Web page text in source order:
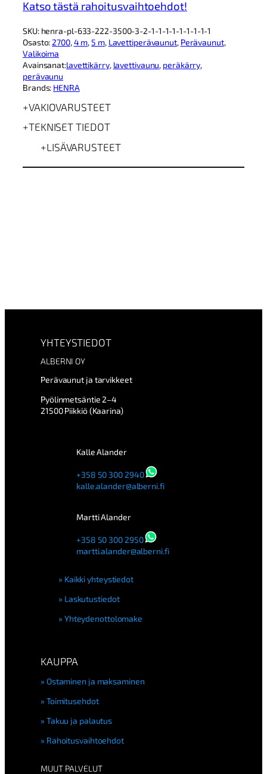
P
4
5
3
2
0
2
7
0
ä
Katso tästä rahoitusvaihtoehdot!
SKU: henra-pl-633-222-3500-3-2-1-1-1-1-1-1-1-1-1
Osasto: 2700, 4 m, 5 m, Lavettiperävaunut, Perävaunut,
Valikoima
Avainsanat:lavettikärry, lavettivaunu, peräkärry
perävaunu
Brands: HENRA
VAKIOVARUSTEET
TEKNISET TIEDOT
LISÄVARUSTEET
YHTEYSTIEDOT
ALBERNI OY
Perävaunut ja tarvikkeet
Pyölinmetsäntie 2–4
21500 Piikkiö (Kaarina)
Kalle Alander
+358 50 300 2940
kalle.alander@alberni.fi
Martti Alander
+358 50 300 2950
martti.alander@alberni.fi
Kaikki yhteystiedot
Laskutustiedot
Yhteydenottolomake
KAUPPA
Ostaminen ja maksaminen
Toimitusehdot
Takuu ja palautus
Rahoitusvaihtoehdot
MUUT PALVELUT